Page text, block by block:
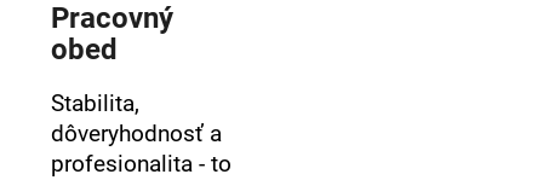
Pracovný
obed
Stabilita,
dôveryhodnosť a
profesionalita - to